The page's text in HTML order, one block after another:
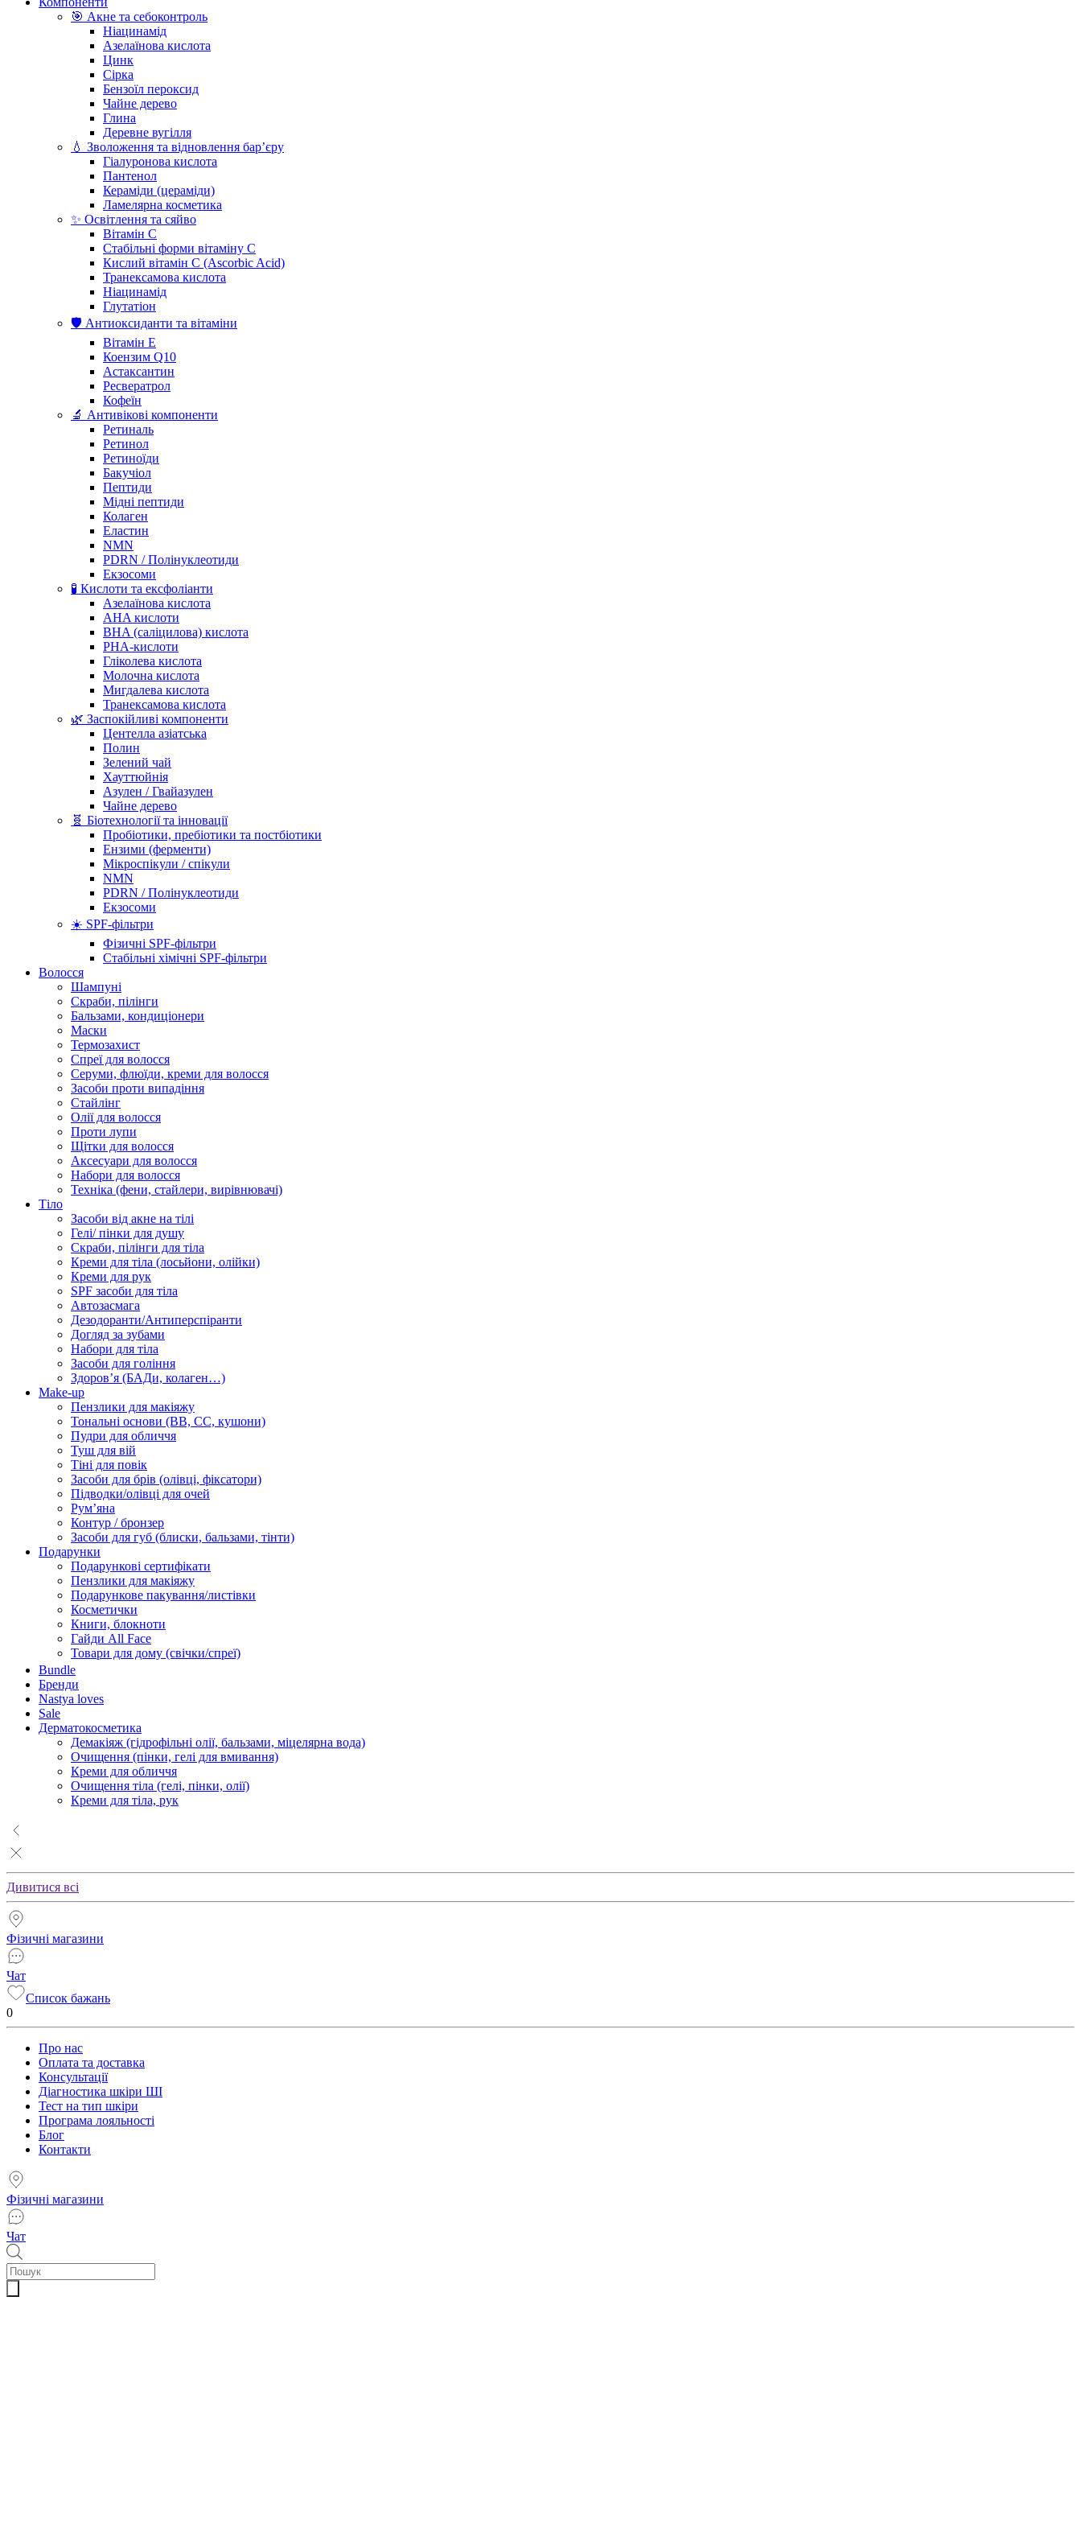
🎯 Акне та себоконтроль
Ніацинамід
Азелаїнова кислота
Цинк
Сірка
Бензоїл пероксид
Чайне дерево
Глина
Деревне вугілля
💧 Зволоження та відновлення бар’єру
Гіалуронова кислота
Пантенол
Кераміди (цераміди)
Ламелярна косметика
✨ Освітлення та сяйво
Вітамін С
Стабільні форми вітаміну С
Кислий вітамін С (Ascorbic Acid)
Транексамова кислота
Ніацинамід
Глутатіон
🛡️ Антиоксиданти та вітаміни
Вітамін Е
Коензим Q10
Астаксантин
Ресвератрол
Кофеїн
🔬 Антивікові компоненти
Ретиналь
Ретинол
Ретиноїди
Бакучіол
Пептиди
Мідні пептиди
Колаген
Еластин
NMN
PDRN / Полінуклеотиди
Екзосоми
🧪 Кислоти та ексфоліанти
Азелаїнова кислота
AHA кислоти
BHA (саліцилова) кислота
PHA-кислоти
Гліколева кислота
Молочна кислота
Мигдалева кислота
Транексамова кислота
🌿 Заспокійливі компоненти
Центелла азіатська
Полин
Зелений чай
Хауттюйнія
Азулен / Гвайазулен
Чайне дерево
🧬 Біотехнології та інновації
Пробіотики, пребіотики та постбіотики
Ензими (ферменти)
Мікроспікули / спікули
NMN
PDRN / Полінуклеотиди
Екзосоми
☀️ SPF-фільтри
Фізичні SPF-фільтри
Стабільні хімічні SPF-фільтри
Волосся
Шампуні
Скраби, пілінги
Бальзами, кондиціонери
Маски
Термозахист
Спреї для волосся
Серуми, флюїди, креми для волосся
Засоби проти випадіння
Стайлінг
Олії для волосся
Проти лупи
Щітки для волосся
Аксесуари для волосся
Набори для волосся
Техніка (фени, стайлери, вирівнювачі)
Тіло
Засоби від акне на тілі
Гелі/ пінки для душу
Скраби, пілінги для тіла
Креми для тіла (лосьйони, олійки)
Креми для рук
SPF засоби для тіла
Автозасмага
Дезодоранти/Антиперспіранти
Догляд за зубами
Набори для тіла
Засоби для гоління
Здоровʼя (БАДи, колаген…)
Make-up
Пензлики для макіяжу
Тональні основи (BB, CC, кушони)
Пудри для обличчя
Туш для вій
Тіні для повік
Засоби для брів (олівці, фіксатори)
Підводки/олівці для очей
Румʼяна
Контур / бронзер
Засоби для губ (блиски, бальзами, тінти)
Подарунки
Подарункові сертифікати
Пензлики для макіяжу
Подарункове пакування/листівки
Косметички
Книги, блокноти
Гайди All Face
Товари для дому (свічки/спреї)
Bundle
Бренди
Nastya loves
Sale
Дерматокосметика
Демакіяж (гідрофільні олії, бальзами, міцелярна вода)
Очищення (пінки, гелі для вмивання)
Креми для обличчя
Очищення тіла (гелі, пінки, олії)
Креми для тіла, рук
Дивитися всі
Фізичні магазини
Чат
Список бажань
0
Про нас
Оплата та доставка
Консультації
Діагностика шкіри ШІ
Тест на тип шкіри
Програма лояльності
Блог
Контакти
Фізичні магазини
Чат
Пошук
товарів